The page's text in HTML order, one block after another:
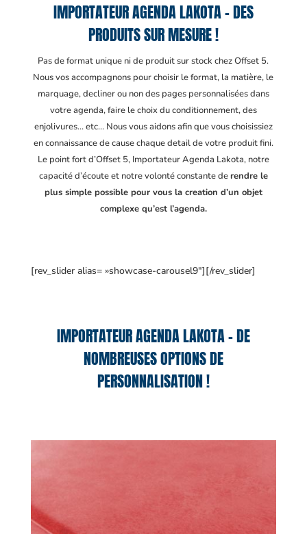
IMPORTATEUR AGENDA LAKOTA – DES
PRODUITS SUR MESURE !
Pas de format unique ni de produit sur stock chez Offset 5.
Nous vos accompagnons pour choisir le format, la matière, le
marquage, decliner ou non des pages personnalisées dans
votre agenda, faire le choix du conditionnement, des
enjolivures… etc… Nous vous aidons afin que vous choisissiez
en connaissance de cause chaque detail de votre produit fini.
Le point fort d’Offset 5, Importateur Agenda Lakota, notre
capacité d’écoute et notre volonté constante derendre le
plus simple possible pour vous la creation d’un objet
complexe qu’est l’agenda.
[rev_slider alias= »showcase-carousel9″][/rev_slider]
IMPORTATEUR AGENDA LAKOTA – DE
NOMBREUSES OPTIONS DE
PERSONNALISATION !